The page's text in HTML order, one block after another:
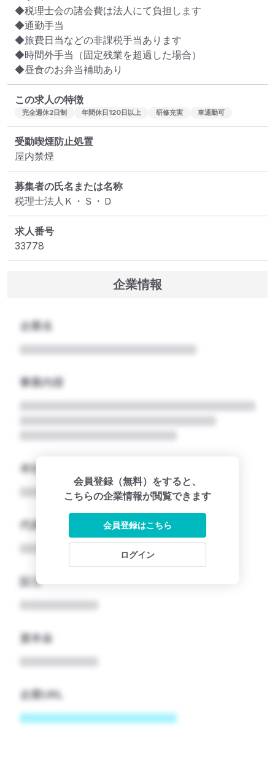
◆税理士会の諸会費は法人にて負担します
◆通勤手当
◆旅費日当などの非課税手当あります
◆時間外手当（固定残業を超過した場合）
◆昼食のお弁当補助あり
この求人の特徴
完全週休2日制 年間休日120日以上 研修充実 車通勤可
受動喫煙防止処置
屋内禁煙
募集者の氏名または名称
税理士法人Ｋ・Ｓ・Ｄ
求人番号
33778
企業情報
企業名
事業内容
本社所在地名
代表者
設立
資本金
企業URL
会員登録（無料）をすると、
こちらの企業情報が閲覧できます
会員登録はこちら
ログイン